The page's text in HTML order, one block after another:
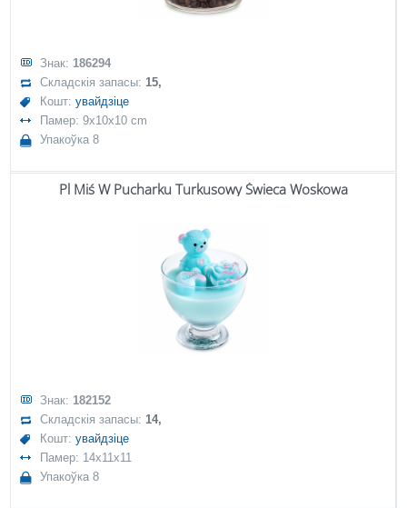
Знак: 186294
Складскія запасы:15,
Кошт:увайдзіце
Памер: 9x10x10 cm
Упакоўка 8
Pl Miś W Pucharku Turkusowy Świeca Woskowa
Знак: 182152
Складскія запасы:14,
Кошт:увайдзіце
Памер: 14x11x11
Упакоўка 8